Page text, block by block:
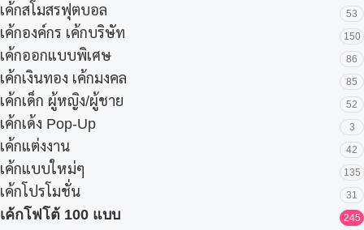
เค้กสโมสรฟุตบอล 53
เค้กองค์กร เค้กบริษัท 150
เค้กออกแบบพิเศษ 86
เค้กเงินทอง เค้กมงคล 85
เค้กเด็ก ผู้หญิง/ผู้ชาย 52
เค้กเด้ง Pop-Up 3
เค้กแต่งงาน 42
เค้กแบบใหม่ๆ 135
เค้กโปรโมชั่น 31
เค้กโฟโต้ 100 แบบ 245